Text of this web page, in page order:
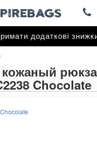
додаткові знижки
Chocolate